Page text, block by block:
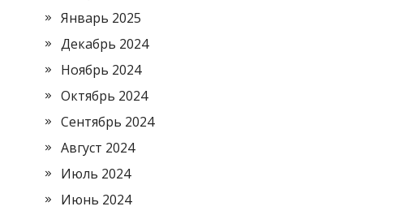
Январь 2025
Декабрь 2024
Ноябрь 2024
Октябрь 2024
Сентябрь 2024
Август 2024
Июль 2024
Июнь 2024